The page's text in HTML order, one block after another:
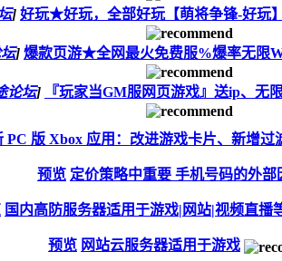
] 好玩★好玩，全部好玩【萌将争锋-好玩
] 爆款页游★全网最火免费服%爆率无限
论坛] 『玩家当GM服网页游戏』送ip、无
PC 版 Xbox 应用：改进游戏卡片、新增过
预览 定价策略中重要 手机号码的外部
国内高防服务器适用于游戏|网站|视频直播
预览 网站云服务器适用于游戏